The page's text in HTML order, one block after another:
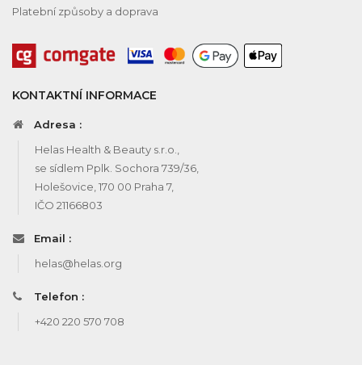
Platební způsoby a doprava
KONTAKTNÍ INFORMACE
Adresa :
Helas Health & Beauty s.r.o.,
se sídlem Pplk. Sochora 739/36,
Holešovice, 170 00 Praha 7,
IČO 21166803
Email :
helas@helas.org
Telefon :
+420 220 570 708